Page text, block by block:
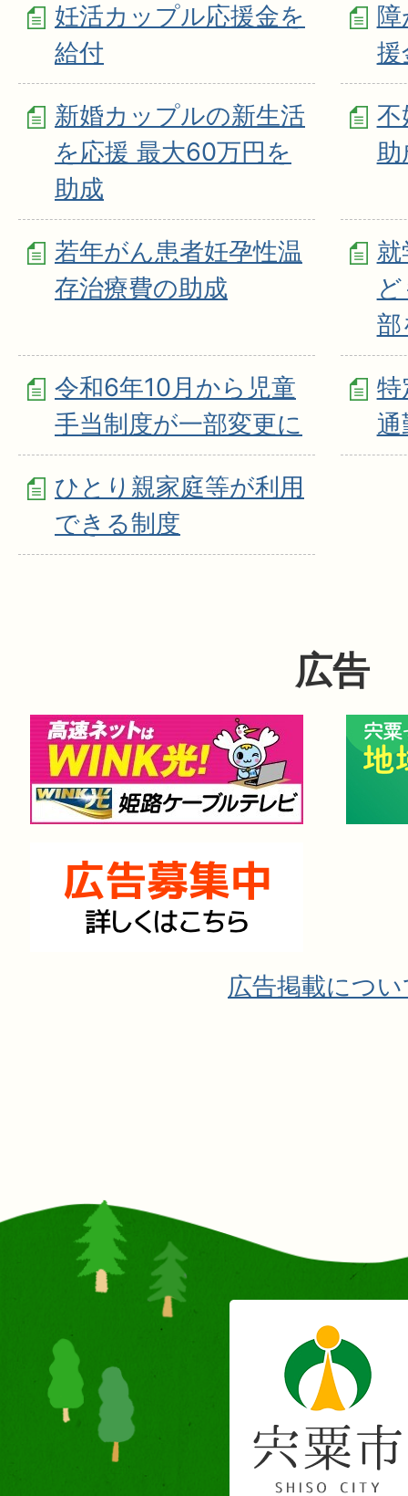
妊活カップル応援金を
給付
援
新婚カップルの新生活
を応援 最大60万円を
助成
不
助
若年がん患者妊孕性温
存治療費の助成
就
部
令和6年10月から児童
手当制度が一部変更に
特
ひとり親家庭等が利用
できる制度
広告
広告掲載につ